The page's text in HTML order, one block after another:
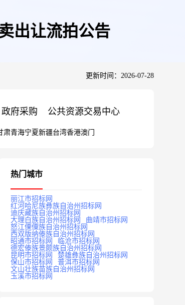
出让流拍公告
更新时间：2026-07-28
政府采购 公共资源交易中心
肃青海宁夏新疆台湾香港澳门
热门城市
丽江市招标网
红河哈尼族彝族自治州招标网
迪庆藏族自治州招标网
大理白族自治州招标网
曲靖市招标网
怒江傈僳族自治州招标网
西双版纳傣族自治州招标网
昭通市招标网
临沧市招标网
德宏傣族景颇族自治州招标网
昆明市招标网
楚雄彝族自治州招标网
保山市招标网
普洱市招标网
文山壮族苗族自治州招标网
玉溪市招标网